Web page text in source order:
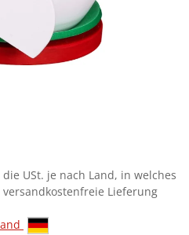
USt. je nach Land, in welches
Lieferung